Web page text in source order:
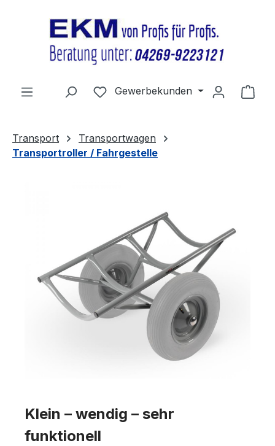
Du hast 0 Produkte auf dem
Gewerbekunden
Transport
Transportwagen
Transportroller / Fahrgestelle
Klein – wendig – sehr
funktionell